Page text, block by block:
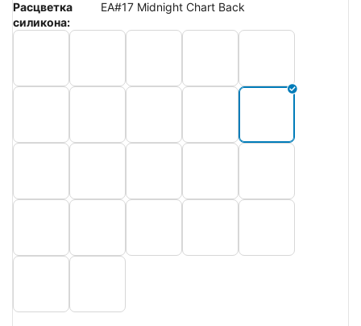
Расцветка
силикона:
EA#17 Midnight Chart Back